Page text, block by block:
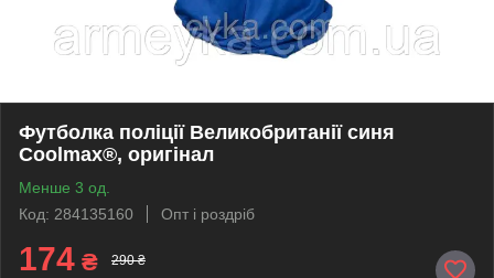
Футболка поліції Великобританії синя
Coolmax®, оригінал
Менше 3 од.
Код: 284135160
Опт і роздріб
174 ₴ 290 ₴